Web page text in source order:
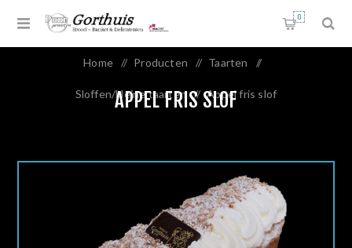
0
Home / Producten / Taarten /
Sloffen/kleine taarten / Appel fris slof
APPEL FRIS SLOF